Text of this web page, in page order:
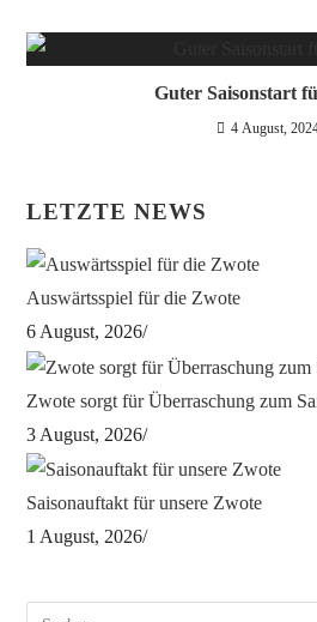
Guter Saisonstart
4 August,
LETZTE NEWS
Auswärtsspiel für die Zwote
6 August, 2026/
Zwote sorgt für Überraschung zum
3 August, 2026/
Saisonauftakt für unsere Zwote
1 August, 2026/